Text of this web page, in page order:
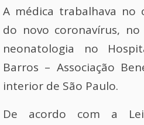
A médica trabalhava no
do novo coronavírus,
neonatologia no
Barros – Associação
interior de São Paulo.
De acordo com a